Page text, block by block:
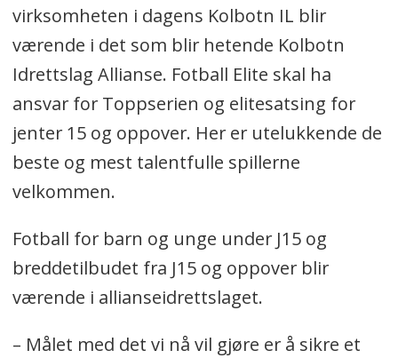
virksomheten i dagens Kolbotn IL blir
værende i det som blir hetende Kolbotn
Idrettslag Allianse. Fotball Elite skal ha
ansvar for Toppserien og elitesatsing for
jenter 15 og oppover. Her er utelukkende de
beste og mest talentfulle spillerne
velkommen.
Fotball for barn og unge under J15 og
breddetilbudet fra J15 og oppover blir
værende i allianseidrettslaget.
– Målet med det vi nå vil gjøre er å sikre et